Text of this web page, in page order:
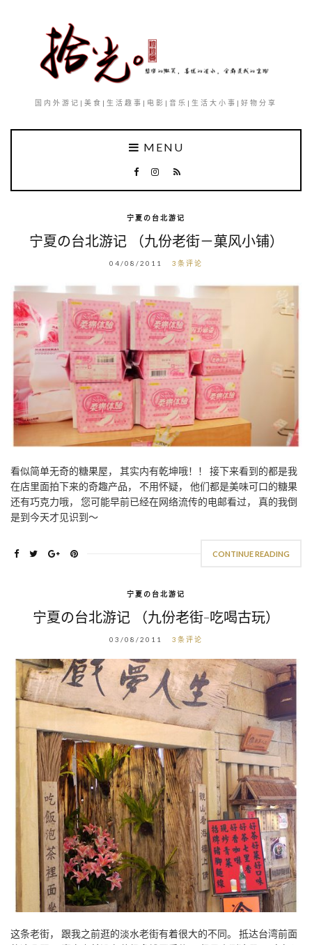
国内外游记|美食|生活趣事|电影|音乐|生活大小事|好物分享
MENU
宁夏の台北游记
宁夏の台北游记 （九份老街－菓风小铺）
04/08/2011 3条评论
看似简单无奇的糖果屋， 其实内有乾坤哦！！ 接下来看到的都是我
在店里面拍下来的奇趣产品， 不用怀疑， 他们都是美味可口的糖果
还有巧克力哦， 您可能早前已经在网络流传的电邮看过， 真的我倒
是到今天才见识到～
CONTINUE READING
宁夏の台北游记
宁夏の台北游记 （九份老街-吃喝古玩）
03/08/2011 3条评论
这条老街， 跟我之前逛的淡水老街有着很大的不同。 抵达台湾前面